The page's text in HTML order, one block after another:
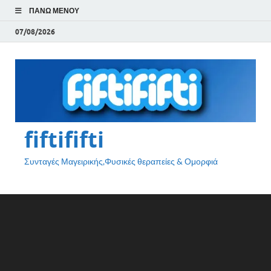
ΠΆΝΩ ΜΕΝΟΎ
07/08/2026
fiftififti
Συνταγές Μαγειρικής,Φυσικές θεραπείες & Ομορφιά